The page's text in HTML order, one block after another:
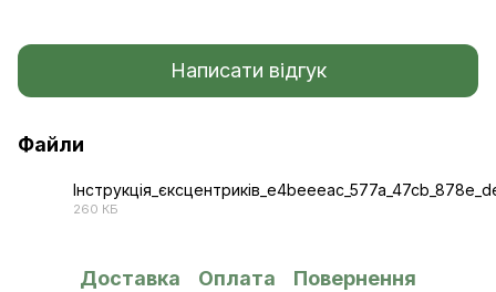
Написати відгук
Файли
260 КБ
Доставка Оплата Повернення